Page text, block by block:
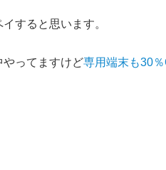
すると思います。
やってますけど専用端末も30